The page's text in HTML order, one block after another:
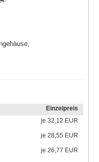
Einzelpreis
je 32,12 EUR
je 28,55 EUR
je 26,77 EUR